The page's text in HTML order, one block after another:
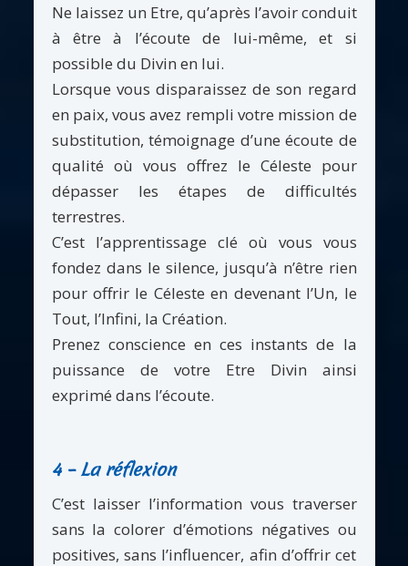
Ne laissez un Etre, qu’après l’avoir conduit
à être à l’écoute de lui-même, et si
possible du Divin en lui.
Lorsque vous disparaissez de son regard
en paix, vous avez rempli votre mission de
substitution, témoignage d’une écoute de
qualité où vous offrez le Céleste pour
dépasser les étapes de difficultés
terrestres.
C’est l’apprentissage clé où vous vous
fondez dans le silence, jusqu’à n’être rien
pour offrir le Céleste en devenant l’Un, le
Tout, l’Infini, la Création.
Prenez conscience en ces instants de la
puissance de votre Etre Divin ainsi
exprimé dans l’écoute.
4 – La réflexion
C’est laisser l’information vous traverser
sans la colorer d’émotions négatives ou
positives, sans l’influencer, afin d’offrir cet